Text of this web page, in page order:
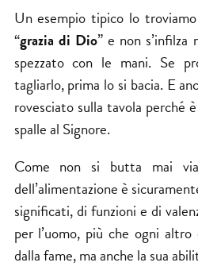
Un esempio tipico lo
“grazia di Dio” e non
spezzato con le mani. Se
tagliarlo, prima lo si bacia. E
rovesciato sulla tavola perché
spalle al Signore.
Come non si butta mai
dell’alimentazione è
significati, di funzioni e di
per l’uomo, più che ogni
dalla fame, ma anche la sua